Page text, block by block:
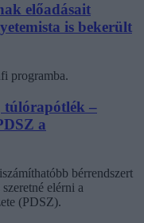
előadásait
is bekerült
programba.
túlórapótlék –
a
bérrendszert
elérni a
(PDSZ).